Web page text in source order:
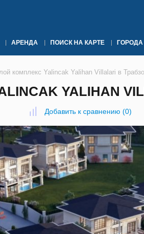
АРЕНДА ПОИСК НА КАРТЕ ГОРОДА
комплекс Yalincak Yalihan Villalari в
YALIHAN
Добавить к сравнению (0)